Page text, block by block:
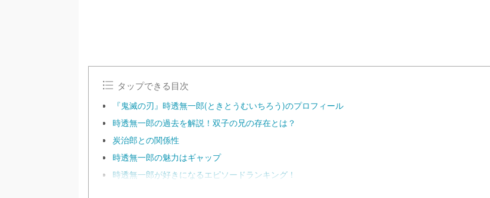
タップできる目次
『鬼滅の刃』時透無一郎(ときとうむいちろう)のプロフィール
時透無一郎の過去を解説！双子の兄の存在とは？
炭治郎との関係性
時透無一郎の魅力はギャップ
時透無一郎が好きになるエピソードランキング！